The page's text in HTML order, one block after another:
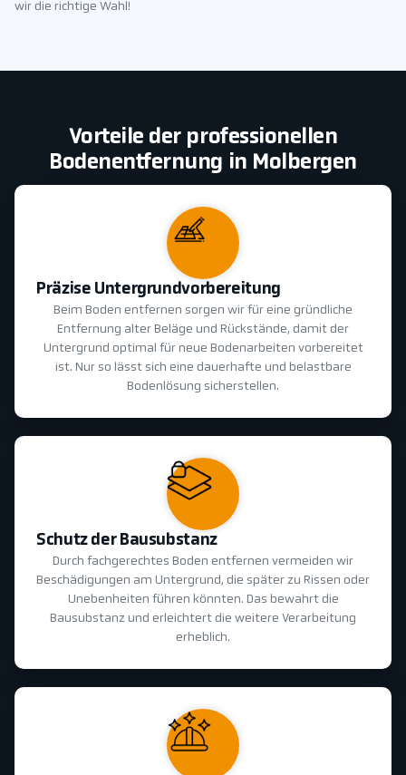
wir die richtige Wahl!
Vorteile der professionellen
Bodenentfernung in Molbergen
Präzise Untergrundvorbereitung
Beim Boden entfernen sorgen wir für eine gründliche
Entfernung alter Beläge und Rückstände, damit der
Untergrund optimal für neue Bodenarbeiten vorbereitet
ist. Nur so lässt sich eine dauerhafte und belastbare
Bodenlösung sicherstellen.
Schutz der Bausubstanz
Durch fachgerechtes Boden entfernen vermeiden wir
Beschädigungen am Untergrund, die später zu Rissen oder
Unebenheiten führen könnten. Das bewahrt die
Bausubstanz und erleichtert die weitere Verarbeitung
erheblich.